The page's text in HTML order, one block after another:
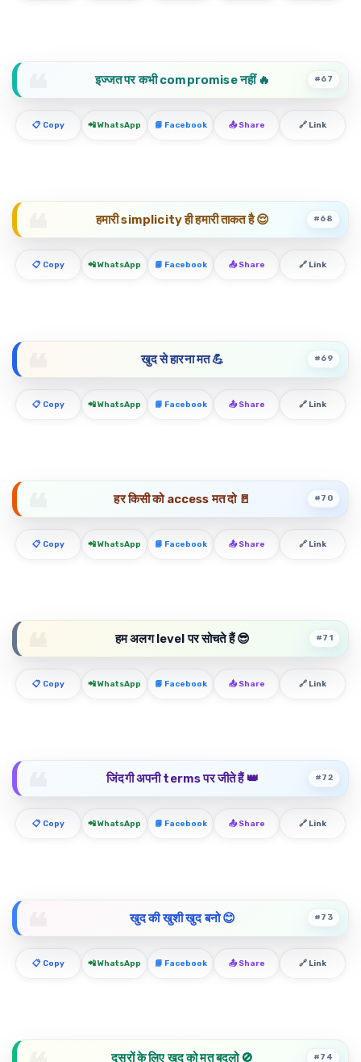
इज्जत पर कभी compromise नहीं 🔥 #67
📋 Copy 📲 WhatsApp 📘 Facebook 📤 Share 🔗 Link
हमारी simplicity ही हमारी ताकत है 😌 #68
📋 Copy 📲 WhatsApp 📘 Facebook 📤 Share 🔗 Link
खुद से हारना मत 💪 #69
📋 Copy 📲 WhatsApp 📘 Facebook 📤 Share 🔗 Link
हर किसी को access मत दो 🚪 #70
📋 Copy 📲 WhatsApp 📘 Facebook 📤 Share 🔗 Link
हम अलग level पर सोचते हैं 😎 #71
📋 Copy 📲 WhatsApp 📘 Facebook 📤 Share 🔗 Link
जिंदगी अपनी terms पर जीते हैं 👑 #72
📋 Copy 📲 WhatsApp 📘 Facebook 📤 Share 🔗 Link
खुद की खुशी खुद बनो 😊 #73
📋 Copy 📲 WhatsApp 📘 Facebook 📤 Share 🔗 Link
दूसरों के लिए खुद को मत बदलो 🚫 #74